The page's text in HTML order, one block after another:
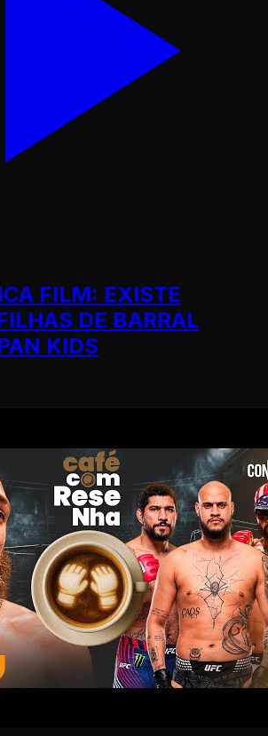
FILM: EXISTE
DE BARRAL
KIDS